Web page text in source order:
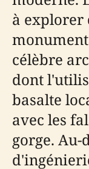
à explorer
célèbre
dont
basalte
avec les
gorge. Au-